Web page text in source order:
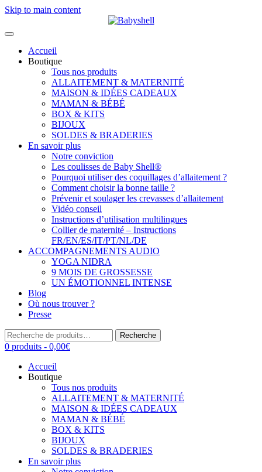
Skip to main content
Accueil
Boutique
Tous nos produits
ALLAITEMENT & MATERNITÉ
MAISON & IDÉES CADEAUX
MAMAN & BÉBÉ
BOX & KITS
BIJOUX
SOLDES & BRADERIES
En savoir plus
Notre conviction
Les coulisses de Baby Shell®
Pourquoi utiliser des coquillages d’allaitement ?
Comment choisir la bonne taille ?
Prévenir et soulager les crevasses d’allaitement
Vidéo conseil
Instructions d’utilisation multilingues
Collier de maternité – Instructions
FR/EN/ES/IT/PT/NL/DE
ACCOMPAGNEMENTS AUDIO
YOGA NIDRA
9 MOIS DE GROSSESSE
UN ÉMOTIONNEL INTENSE
Blog
Où nous trouver ?
Presse
Recherche
pour :
Recherche
0 produits - 0,00€
Accueil
Boutique
Tous nos produits
ALLAITEMENT & MATERNITÉ
MAISON & IDÉES CADEAUX
MAMAN & BÉBÉ
BOX & KITS
BIJOUX
SOLDES & BRADERIES
En savoir plus